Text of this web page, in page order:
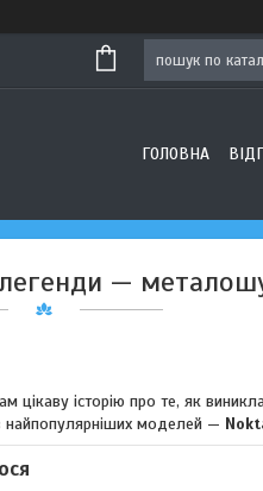
ГОЛОВНА
—
цікаву історію про те, як
найпопулярніших моделей —